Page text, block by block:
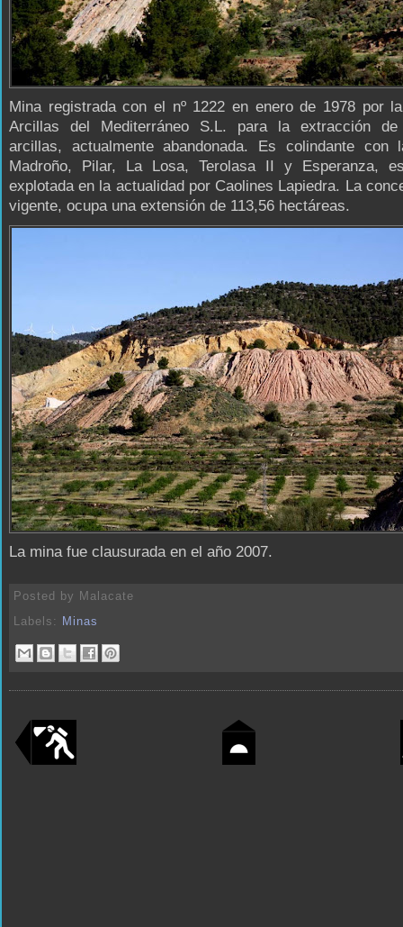
Mina registrada con el nº 1222 en enero de 1978 por
Arcillas del Mediterráneo S.L. para la extracción
arcillas, actualmente abandonada. Es colindante con
Madroño, Pilar, La Losa, Terolasa II y Esperanza,
explotada en la actualidad por Caolines Lapiedra. La
vigente, ocupa una extensión de 113,56 hectáreas.
La mina fue clausurada en el año 2007.
Posted by Malacate
Labels:
Minas